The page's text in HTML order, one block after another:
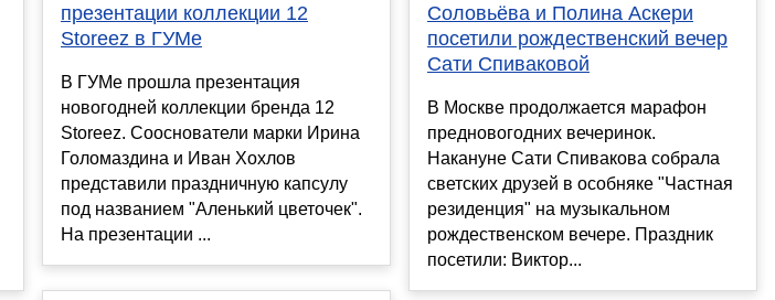
презентации коллекции 12
Storeez в ГУМе
В ГУМе прошла презентация
новогодней коллекции бренда 12
Storeez. Сооснователи марки Ирина
Голомаздина и Иван Хохлов
представили праздничную капсулу
под названием "Аленький цветочек".
На презентации ...
Соловьёва и Полина Аскери
посетили рождественский вечер
Сати Спиваковой
В Москве продолжается марафон
предновогодних вечеринок.
Накануне Сати Спивакова собрала
светских друзей в особняке "Частная
резиденция" на музыкальном
рождественском вечере. Праздник
посетили: Виктор...